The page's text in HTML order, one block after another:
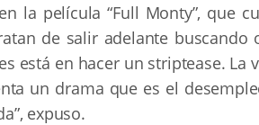
la película “Full Monty”, que
de salir adelante
está en hacer un striptease.
un drama que es el
expuso.